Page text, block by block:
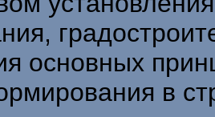
основных
в